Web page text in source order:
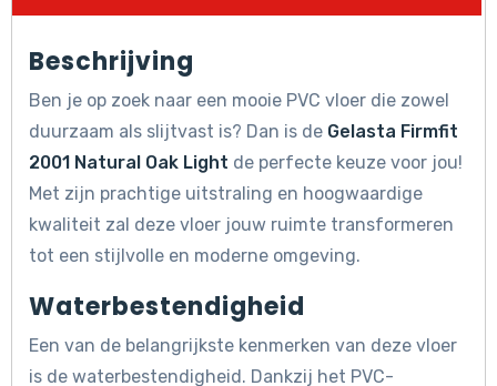
Beschrijving
Ben je op zoek naar een mooie PVC vloer die zowel
duurzaam als slijtvast is? Dan is de Gelasta Firmfit
2001 Natural Oak Light de perfecte keuze voor jou!
Met zijn prachtige uitstraling en hoogwaardige
kwaliteit zal deze vloer jouw ruimte transformeren
tot een stijlvolle en moderne omgeving.
Waterbestendigheid
Een van de belangrijkste kenmerken van deze vloer
is de waterbestendigheid. Dankzij het PVC-